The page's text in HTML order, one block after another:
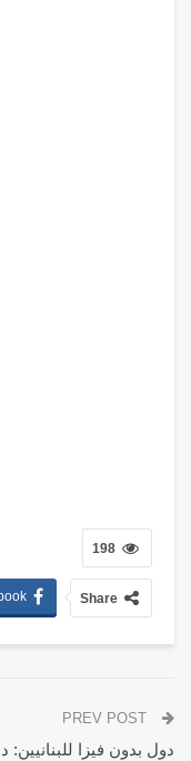
198
Share
دول بدون فيزا للبنانيين: